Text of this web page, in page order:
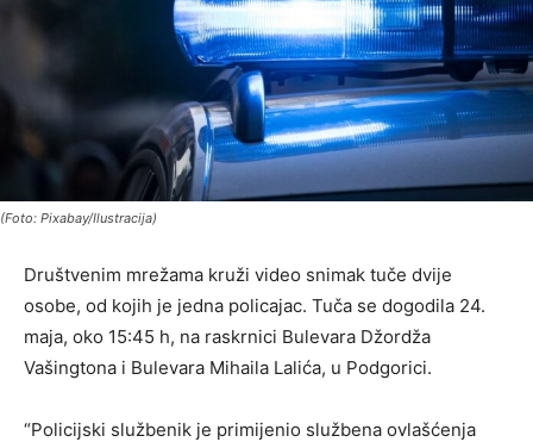
(Foto: Pixabay/Ilustracija)
Društvenim mrežama kruži video snimak tuče dvije
osobe, od kojih je jedna policajac. Tuča se dogodila 24.
maja, oko 15:45 h, na raskrnici Bulevara Džordža
Vašingtona i Bulevara Mihaila Lalića, u Podgorici.
“Policijski službenik je primijenio službena ovlašćenja